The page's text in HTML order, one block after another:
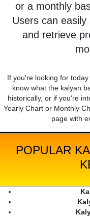
or a monthly
Users can
and retrieve
If you're looking for
know what the kalyan
historically, or if you're
Yearly Chart or Monthly
page with
POPULAR